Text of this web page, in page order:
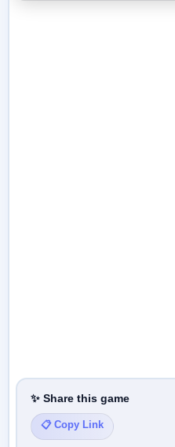
✨ Share this game
📋 Copy Link